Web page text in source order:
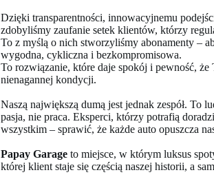
Dzięki transparentności, innowacyjnemu
zdobyliśmy zaufanie setek klientów, którzy
To z myślą o nich stworzyliśmy abonamenty –
wygodna, cykliczna i bezkompromisowa.
To rozwiązanie, które daje spokój i pewność, że
nienagannej kondycji.
Naszą największą dumą jest jednak zespół. To
pasja, nie praca. Eksperci, którzy potrafią
wszystkim – sprawić, że każde auto opuszcza
Papay Garage to miejsce, w którym luksus
której klient staje się częścią naszej historii, a